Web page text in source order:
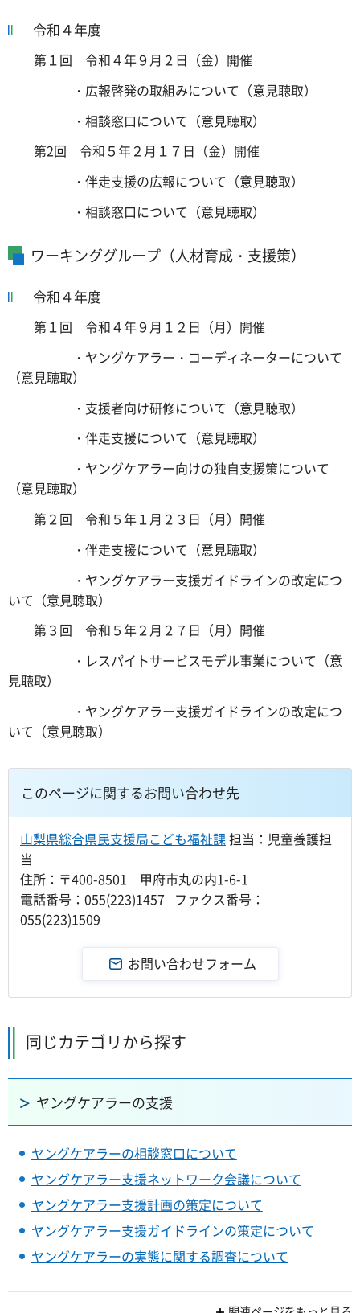
令和４年度
第１回 令和４年９月２日（金）開催
・広報啓発の取組みについて（意見聴取）
・相談窓口について（意見聴取）
第2回 令和５年２月１７日（金）開催
・伴走支援の広報について（意見聴取）
・相談窓口について（意見聴取）
ワーキンググループ（人材育成・支援策）
令和４年度
第１回 令和４年９月１２日（月）開催
・ヤングケアラー・コーディネーターについて
（意見聴取）
・支援者向け研修について（意見聴取）
・伴走支援について（意見聴取）
・ヤングケアラー向けの独自支援策について
（意見聴取）
第２回 令和５年１月２３日（月）開催
・伴走支援について（意見聴取）
・ヤングケアラー支援ガイドラインの改定につ
いて（意見聴取）
第３回 令和５年２月２７日（月）開催
・レスパイトサービスモデル事業について（意
見聴取）
・ヤングケアラー支援ガイドラインの改定につ
いて（意見聴取）
このページに関するお問い合わせ先
山梨県総合県民支援局こども福祉課担当：児童養護担
当
住所：〒400-8501 甲府市丸の内1-6-1
電話番号：055(223)1457 ファクス番号：
055(223)1509
同じカテゴリから探す
ヤングケアラーの支援
ヤングケアラーの相談窓口について
ヤングケアラー支援ネットワーク会議について
ヤングケアラー支援計画の策定について
ヤングケアラー支援ガイドラインの策定について
ヤングケアラーの実態に関する調査について